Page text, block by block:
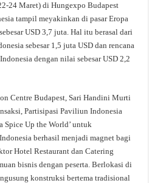
24 Maret) di Hungexpo Budapest
tampil meyakinkan di pasar Eropa
USD 3,7 juta. Hal itu berasal dari
sebesar 1,5 juta USD dan rencana
dengan nilai sebesar USD 2,2
Centre Budapest, Sari Handini Murti
Partisipasi Paviliun Indonesia
Spice Up the World’ untuk
berhasil menjadi magnet bagi
Hotel Restaurant dan Catering
bisnis dengan peserta. Berlokasi di
konstruksi bertema tradisional